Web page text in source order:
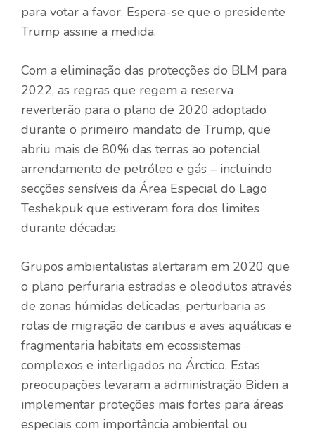
para votar a favor. Espera-se que o presidente
Trump assine a medida.
Com a eliminação das protecções do BLM para
2022, as regras que regem a reserva
reverterão para o plano de 2020 adoptado
durante o primeiro mandato de Trump, que
abriu mais de 80% das terras ao potencial
arrendamento de petróleo e gás – incluindo
secções sensíveis da Área Especial do Lago
Teshekpuk que estiveram fora dos limites
durante décadas.
Grupos ambientalistas alertaram em 2020 que
o plano perfuraria estradas e oleodutos através
de zonas húmidas delicadas, perturbaria as
rotas de migração de caribus e aves aquáticas e
fragmentaria habitats em ecossistemas
complexos e interligados no Árctico. Estas
preocupações levaram a administração Biden a
implementar proteções mais fortes para áreas
especiais com importância ambiental ou